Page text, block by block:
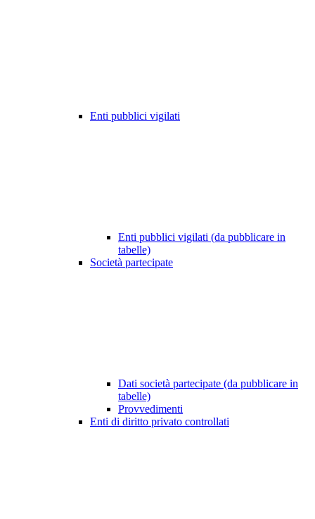
Enti pubblici vigilati
Enti pubblici vigilati (da pubblicare in
tabelle)
Società partecipate
Dati società partecipate (da pubblicare in
tabelle)
Provvedimenti
Enti di diritto privato controllati